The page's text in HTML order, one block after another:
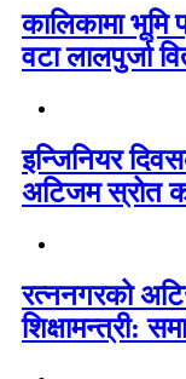
कालिकामा
वटा लालपुर्जा
इन्जिनियर
अटिजम स्रोत
रत्ननगरको
शिक्षामन्त्री: